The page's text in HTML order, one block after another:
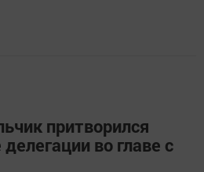
притворился
во главе с